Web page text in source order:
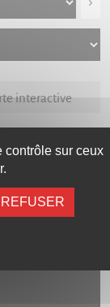
interactive
contrôle sur ceux